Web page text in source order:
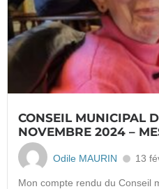
CONSEIL MUNICIPAL
NOVEMBRE 2024 –
Odile MAURIN 13
Mon compte rendu du Conseil